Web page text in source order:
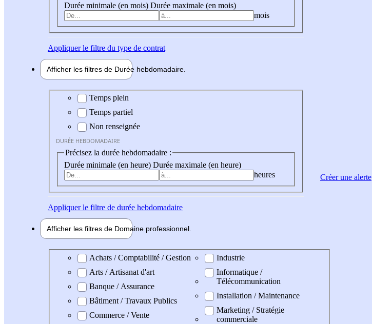
Durée minimale (en mois) Durée maximale (en mois)
mois
Appliquerle filtre du type de contrat
Afficher les filtres de Durée hebdomadaire
Durée hebdomadaire
Temps plein
Temps partiel
Non renseignée
DURÉE HEBDOMADAIRE
Précisez la durée hebdomadaire :
Durée minimale (en heure) Durée maximale (en heure)
heures
Appliquerle filtre de durée hebdomadaire
Afficher les filtres de Domaine professionnel
Domaine professionel
Achats / Comptabilité / Gestion
Arts / Artisanat d'art
Banque / Assurance
Bâtiment / Travaux Publics
Commerce / Vente
Industrie
Informatique /
Télécommunication
Installation / Maintenance
Marketing / Stratégie
commerciale
Créer une alerte